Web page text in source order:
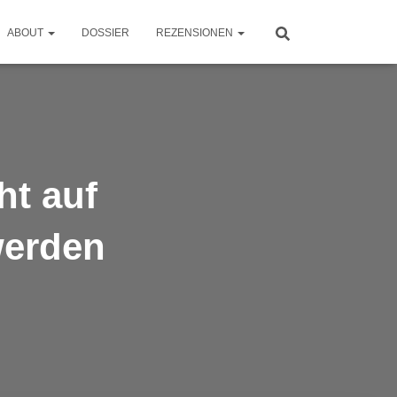
ABOUT DOSSIER REZENSIONEN
auf